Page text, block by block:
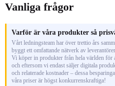
Vanliga frågor
Varför är våra produkter så
Vårt ledningsteam har över trettio års
byggt ett omfattande nätverk av
Vi köper in produkter från hela världen för
och eftersom vi endast säljer digitala
och relaterade kostnader – dessa
våra priser är högst konkurrenskraftiga!